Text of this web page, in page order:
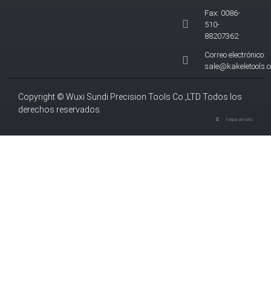
Fax: 0086-
510-
88207362
Correo electrónico:
Copyright © Wuxi Sundi Precision Tools Co.,LTD Todos los
derechos reservados.
Mapa del sitio